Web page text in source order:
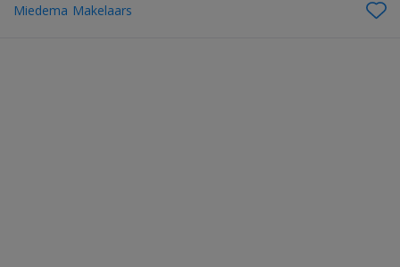
Miedema Makelaars